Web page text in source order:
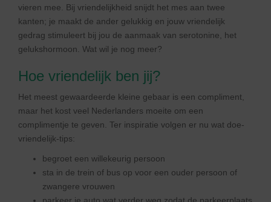
vieren mee. Bij vriendelijkheid snijdt het mes aan twee
kanten; je maakt de ander gelukkig en jouw vriendelijk
gedrag stimuleert bij jou de aanmaak van serotonine, het
gelukshormoon. Wat wil je nog meer?
Hoe vriendelijk ben jij?
Het meest gewaardeerde kleine gebaar is een compliment,
maar het kost veel Nederlanders moeite om een
complimentje te geven. Ter inspiratie volgen er nu wat doe-
vriendelijk-tips:
begroet een willekeurig persoon
sta in de trein of bus op voor een ouder persoon of
zwangere vrouwen